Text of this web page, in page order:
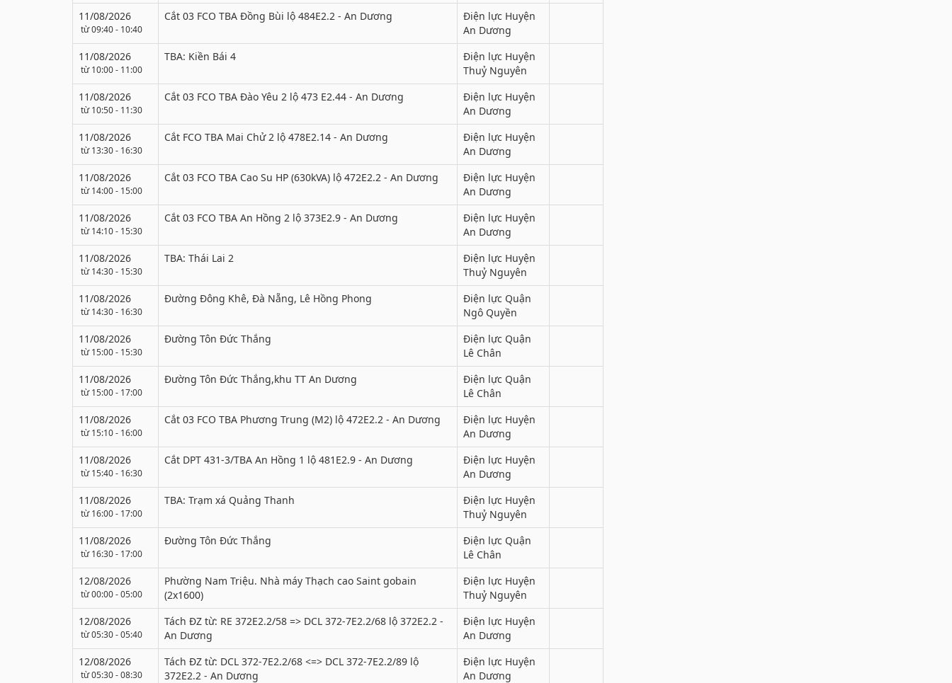
11/08/2026
từ 09:40 - 10:40
Cắt 03 FCO TBA Đồng Bùi lộ 484E2.2 - An Dương
Điện lực Huyện
An Dương
11/08/2026
từ 10:00 - 11:00
TBA: Kiền Bái 4
Điện lực Huyện
Thuỷ Nguyên
11/08/2026
từ 10:50 - 11:30
Cắt 03 FCO TBA Đào Yêu 2 lộ 473 E2.44 - An Dương
Điện lực Huyện
An Dương
11/08/2026
từ 13:30 - 16:30
Cắt FCO TBA Mai Chử 2 lộ 478E2.14 - An Dương
Điện lực Huyện
An Dương
11/08/2026
từ 14:00 - 15:00
Cắt 03 FCO TBA Cao Su HP (630kVA) lộ 472E2.2 - An Dương
Điện lực Huyện
An Dương
11/08/2026
từ 14:10 - 15:30
Cắt 03 FCO TBA An Hồng 2 lộ 373E2.9 - An Dương
Điện lực Huyện
An Dương
11/08/2026
từ 14:30 - 15:30
TBA: Thái Lai 2
Điện lực Huyện
Thuỷ Nguyên
11/08/2026
từ 14:30 - 16:30
Đường Đông Khê, Đà Nẵng, Lê Hồng Phong
Điện lực Quận
Ngô Quyền
11/08/2026
từ 15:00 - 15:30
Đường Tôn Đức Thắng
Điện lực Quận
Lê Chân
11/08/2026
từ 15:00 - 17:00
Đường Tôn Đức Thắng,khu TT An Dương
Điện lực Quận
Lê Chân
11/08/2026
từ 15:10 - 16:00
Cắt 03 FCO TBA Phương Trung (M2) lộ 472E2.2 - An Dương
Điện lực Huyện
An Dương
11/08/2026
từ 15:40 - 16:30
Cắt DPT 431-3/TBA An Hồng 1 lộ 481E2.9 - An Dương
Điện lực Huyện
An Dương
11/08/2026
từ 16:00 - 17:00
TBA: Trạm xá Quảng Thanh
Điện lực Huyện
Thuỷ Nguyên
11/08/2026
từ 16:30 - 17:00
Đường Tôn Đức Thắng
Điện lực Quận
Lê Chân
12/08/2026
từ 00:00 - 05:00
Phường Nam Triệu. Nhà máy Thạch cao Saint gobain
(2x1600)
Điện lực Huyện
Thuỷ Nguyên
12/08/2026
từ 05:30 - 05:40
Tách ĐZ từ: RE 372E2.2/58 => DCL 372-7E2.2/68 lộ 372E2.2 -
An Dương
Điện lực Huyện
An Dương
12/08/2026
từ 05:30 - 08:30
Tách ĐZ từ: DCL 372-7E2.2/68 <=> DCL 372-7E2.2/89 lộ
372E2.2 - An Dương
Điện lực Huyện
An Dương